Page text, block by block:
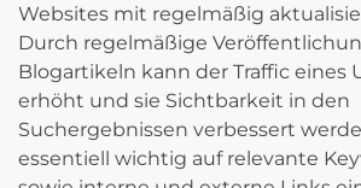
Websites mit regelmäßig
Durch regelmäßige
Blogartikeln kann der Traffic eines
erhöht und sie Sichtbarkeit in den
Suchergebnissen verbessert
essentiell wichtig auf relevante